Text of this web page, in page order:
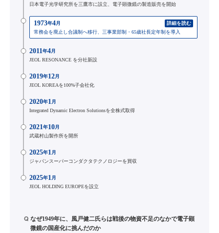
日本電子光学研究所を三鷹市に設立、電子顕微鏡の製造販売を開始
1973年4月
詳細を読む
常務会を廃止し合議制へ移行、三事業部制・65歳社長定年制を導入
2011年4月
JEOL RESONANCE を分社新設
2019年12月
JEOL KOREAを100%子会社化
2020年1月
Integrated Dynamic Electron Solutionsを全株式取得
2021年10月
武蔵村山製作所を開所
2025年1月
ジャパンスーパーコンダクタテクノロジーを買収
2025年1月
JEOL HOLDING EUROPEを設立
Q なぜ1949年に、風戸健二氏らは戦後の物資不足のなかで電子顕
微鏡の国産化に挑んだのか